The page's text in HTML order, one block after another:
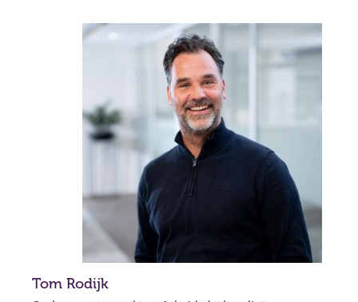
Tom Rodijk